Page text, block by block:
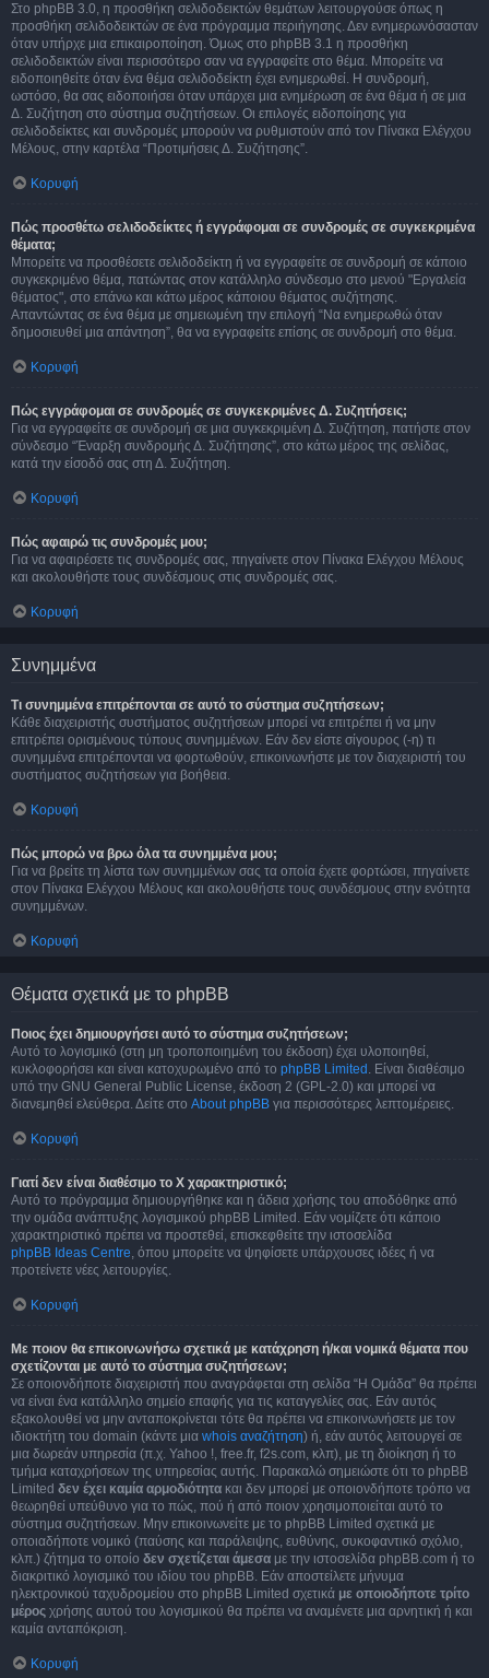
Στο phpBB 3.0, η προσθήκη σελιδοδεικτών θεμάτων λειτουργούσε όπως η
προσθήκη σελιδοδεικτών σε ένα πρόγραμμα περιήγησης. Δεν ενημερωνόσασταν
όταν υπήρχε μια επικαιροποίηση. Όμως στο phpBB 3.1 η προσθήκη
σελιδοδεικτών είναι περισσότερο σαν να εγγραφείτε στο θέμα. Μπορείτε να
ειδοποιηθείτε όταν ένα θέμα σελιδοδείκτη έχει ενημερωθεί. Η συνδρομή,
ωστόσο, θα σας ειδοποιήσει όταν υπάρχει μια ενημέρωση σε ένα θέμα ή σε μια
Δ. Συζήτηση στο σύστημα συζητήσεων. Οι επιλογές ειδοποίησης για
σελιδοδείκτες και συνδρομές μπορούν να ρυθμιστούν από τον Πίνακα Ελέγχου
Μέλους, στην καρτέλα “Προτιμήσεις Δ. Συζήτησης”.
Κορυφή
Πώς προσθέτω σελιδοδείκτες ή εγγράφομαι σε συνδρομές σε συγκεκριμένα
θέματα;
Μπορείτε να προσθέσετε σελιδοδείκτη ή να εγγραφείτε σε συνδρομή σε κάποιο
συγκεκριμένο θέμα, πατώντας στον κατάλληλο σύνδεσμο στο μενού "Εργαλεία
θέματος", στο επάνω και κάτω μέρος κάποιου θέματος συζήτησης.
Απαντώντας σε ένα θέμα με σημειωμένη την επιλογή “Να ενημερωθώ όταν
δημοσιευθεί μια απάντηση”, θα να εγγραφείτε επίσης σε συνδρομή στο θέμα.
Κορυφή
Πώς εγγράφομαι σε συνδρομές σε συγκεκριμένες Δ. Συζητήσεις;
Για να εγγραφείτε σε συνδρομή σε μια συγκεκριμένη Δ. Συζήτηση, πατήστε στον
σύνδεσμο “Έναρξη συνδρομής Δ. Συζήτησης”, στο κάτω μέρος της σελίδας,
κατά την είσοδό σας στη Δ. Συζήτηση.
Κορυφή
Πώς αφαιρώ τις συνδρομές μου;
Για να αφαιρέσετε τις συνδρομές σας, πηγαίνετε στον Πίνακα Ελέγχου Μέλους
και ακολουθήστε τους συνδέσμους στις συνδρομές σας.
Κορυφή
Συνημμένα
Τι συνημμένα επιτρέπονται σε αυτό το σύστημα συζητήσεων;
Κάθε διαχειριστής συστήματος συζητήσεων μπορεί να επιτρέπει ή να μην
επιτρέπει ορισμένους τύπους συνημμένων. Εάν δεν είστε σίγουρος (-η) τι
συνημμένα επιτρέπονται να φορτωθούν, επικοινωνήστε με τον διαχειριστή του
συστήματος συζητήσεων για βοήθεια.
Κορυφή
Πώς μπορώ να βρω όλα τα συνημμένα μου;
Για να βρείτε τη λίστα των συνημμένων σας τα οποία έχετε φορτώσει, πηγαίνετε
στον Πίνακα Ελέγχου Μέλους και ακολουθήστε τους συνδέσμους στην ενότητα
συνημμένων.
Κορυφή
Θέματα σχετικά με το phpBB
Ποιος έχει δημιουργήσει αυτό το σύστημα συζητήσεων;
Αυτό το λογισμικό (στη μη τροποποιημένη του έκδοση) έχει υλοποιηθεί,
κυκλοφορήσει και είναι κατοχυρωμένο από το phpBB Limited . Είναι διαθέσιμο
υπό την GNU General Public License, έκδοση 2 (GPL-2.0) και μπορεί να
διανεμηθεί ελεύθερα. Δείτε στο About phpBB για περισσότερες λεπτομέρειες.
Κορυφή
Γιατί δεν είναι διαθέσιμο το Χ χαρακτηριστικό;
Αυτό το πρόγραμμα δημιουργήθηκε και η άδεια χρήσης του αποδόθηκε από
την ομάδα ανάπτυξης λογισμικού phpBB Limited. Εάν νομίζετε ότι κάποιο
χαρακτηριστικό πρέπει να προστεθεί, επισκεφθείτε την ιστοσελίδα
phpBB Ideas Centre, όπου μπορείτε να ψηφίσετε υπάρχουσες ιδέες ή να
προτείνετε νέες λειτουργίες.
Κορυφή
Με ποιον θα επικοινωνήσω σχετικά με κατάχρηση ή/και νομικά θέματα που
σχετίζονται με αυτό το σύστημα συζητήσεων;
Σε οποιονδήποτε διαχειριστή που αναγράφεται στη σελίδα “Η Ομάδα” θα πρέπει
να είναι ένα κατάλληλο σημείο επαφής για τις καταγγελίες σας. Εάν αυτός
εξακολουθεί να μην ανταποκρίνεται τότε θα πρέπει να επικοινωνήσετε με τον
ιδιοκτήτη του domain (κάντε μια whois αναζήτηση) ή, εάν αυτός λειτουργεί σε
μια δωρεάν υπηρεσία (π.χ. Yahoo !, free.fr, f2s.com, κλπ), με τη διοίκηση ή το
τμήμα καταχρήσεων της υπηρεσίας αυτής. Παρακαλώ σημειώστε ότι το phpBB
Limited δεν έχει καμία αρμοδιότητα και δεν μπορεί με οποιονδήποτε τρόπο να
θεωρηθεί υπεύθυνο για το πώς, πού ή από ποιον χρησιμοποιείται αυτό το
σύστημα συζητήσεων. Μην επικοινωνείτε με το phpBB Limited σχετικά με
οποιαδήποτε νομικό (παύσης και παράλειψης, ευθύνης, συκοφαντικό σχόλιο,
κλπ.) ζήτημα το οποίο δεν σχετίζεται άμεσα με την ιστοσελίδα phpBB.com ή το
διακριτικό λογισμικό του ιδίου του phpBB. Εάν αποστείλετε μήνυμα
ηλεκτρονικού ταχυδρομείου στο phpBB Limited σχετικά με οποιοδήποτε τρίτο
μέρος χρήσης αυτού του λογισμικού θα πρέπει να αναμένετε μια αρνητική ή και
καμία ανταπόκριση.
Κορυφή